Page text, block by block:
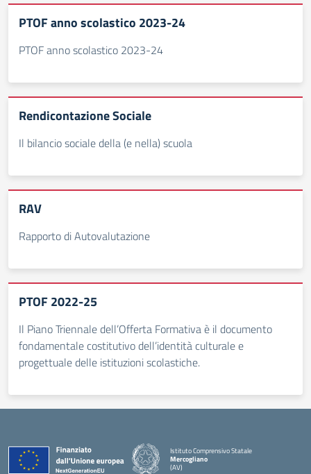
PTOF anno scolastico 2023-24
PTOF anno scolastico 2023-24
Rendicontazione Sociale
Il bilancio sociale della (e nella) scuola
RAV
Rapporto di Autovalutazione
PTOF 2022-25
Il Piano Triennale dell’Offerta Formativa è il documento
fondamentale costitutivo dell’identità culturale e
progettuale delle istituzioni scolastiche.
Istituto Comprensivo Statale
Mercogliano
(AV)